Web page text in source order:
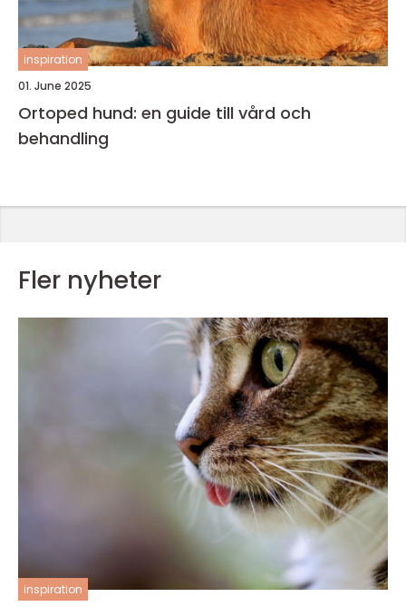
inspiration
01. June 2025
Ortoped hund: en guide till vård och
behandling
Fler nyheter
inspiration